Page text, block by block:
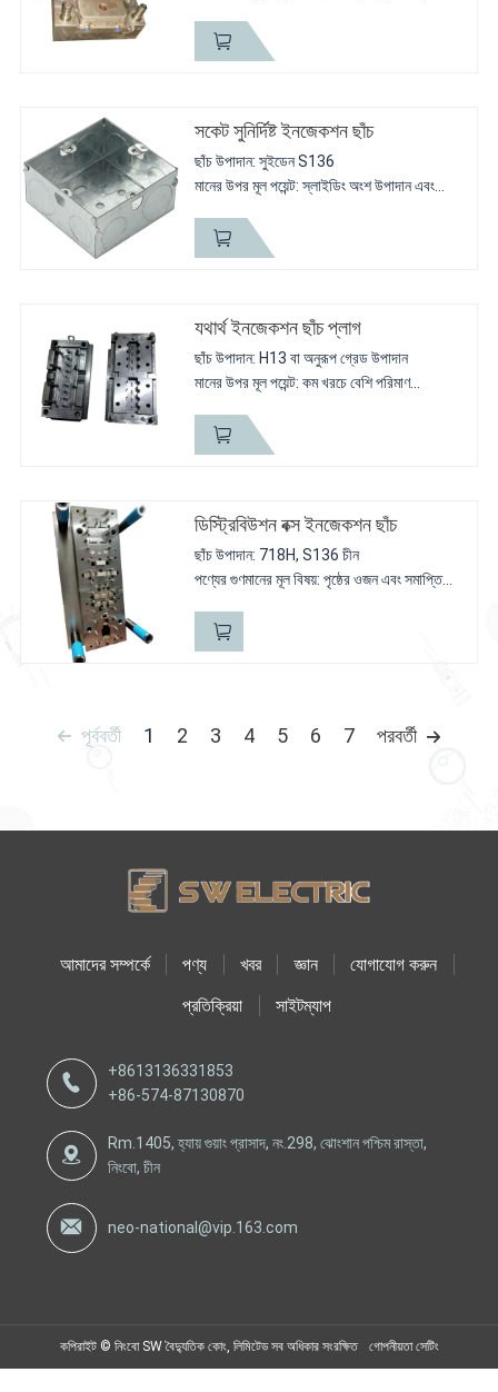
সংক্ষিপ্ত বিবরণ: অংশ ম্যাচিং মসৃণভাবে যান. স্লাইডিং
অংশের মতো, এটি...
সকেট সুনির্দিষ্ট ইনজেকশন ছাঁচ
ছাঁচ উপাদান: সুইডেন S136
মানের উপর মূল পয়েন্ট: স্লাইডিং অংশ উপাদান এবং
সংক্ষিপ্ত বিবরণ: পারিবারিক ছাঁচ, 2টি ভিন্ন পণ্যের জন্য
একটি ছাঁচ
যথার্থ ইনজেকশন ছাঁচ প্লাগ
ছাঁচ উপাদান: H13 বা অনুরূপ গ্রেড উপাদান
মানের উপর মূল পয়েন্ট: কম খরচে বেশি পরিমাণ
প্রতিটি অংশের জন্য আরও পিস ডিজাইন করতে হবে
ডিস্ট্রিবিউশন বক্স ইনজেকশন ছাঁচ
ছাঁচ উপাদান: 718H, S136 চীন
পণ্যের গুণমানের মূল বিষয়: পৃষ্ঠের ওজন এবং সমাপ্তি
মডেল, ছাঁচটি আকারের মিলের উপর ভাল নিয়ন্ত্রণ হওয়া
উচিত, এটি...
পূর্ববর্তী 1 2 3 4 5 6 7 পরবর্তী
আমাদের সম্পর্কে পণ্য খবর জ্ঞান
যোগাযোগ করুন
প্রতিক্রিয়া
সাইটম্যাপ
+8613136331853
+86-574-87130870
Rm.1405, হ্যায় গুয়াং প্রাসাদ, নং.298, ঝোংশান পশ্চিম রাস্তা,
নিংবো, চীন
neo-national@vip.163.com
কপিরাইট © নিংবো SW বৈদ্যুতিক কোং, লিমিটেড সব অধিকার সংরক্ষিত গোপনীয়তা সেটিং